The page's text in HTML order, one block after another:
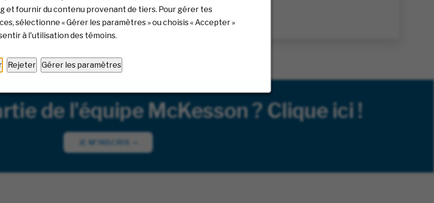
et fournir du contenu provenant de tiers. Pour gérer tes
sélectionne « Gérer les paramètres » ou choisis « Accepter »
à l'utilisation des témoins.
Rejeter Gérer les paramètres
2026
08/06/2026
de l'équipe McKesson ? Clique ici !
JE M'INSCRIS